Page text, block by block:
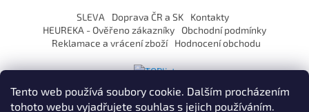
Tento web používá soubory cookie. Dalším procházením
tohoto webu vyjadřujete souhlas s jejich používáním.
á
d
a
c
í
p
r
v
í
SLEVA Doprava ČR a SK
Kontakty
HEUREKA - Ověřeno zákazníky
Obchodní podmínky
Reklamace a vrácení zboží
Hodnocení obchodu